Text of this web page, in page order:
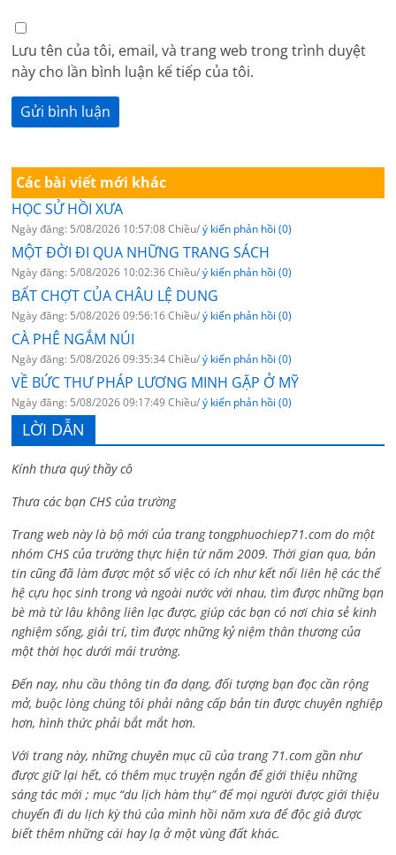
Lưu tên của tôi, email, và trang web trong trình duyệt
này cho lần bình luận kế tiếp của tôi.
Các bài viết mới khác
HỌC SỬ HỒI XƯA
Ngày đăng: 5/08/2026 10:57:08 Chiều/ý kiến phản hồi (0)
MỘT ĐỜI ĐI QUA NHỮNG TRANG SÁCH
Ngày đăng: 5/08/2026 10:02:36 Chiều/ý kiến phản hồi (0)
BẤT CHỢT CỦA CHÂU LỆ DUNG
Ngày đăng: 5/08/2026 09:56:16 Chiều/ý kiến phản hồi (0)
CÀ PHÊ NGẮM NÚI
Ngày đăng: 5/08/2026 09:35:34 Chiều/ý kiến phản hồi (0)
VỀ BỨC THƯ PHÁP LƯƠNG MINH GẶP Ở MỸ
Ngày đăng: 5/08/2026 09:17:49 Chiều/ý kiến phản hồi (0)
LỜI DẪN
Kính thưa quý thầy cô
Thưa các bạn CHS của trường
Trang web này là bộ mới của trang tongphuochiep71.com do một
nhóm CHS của trường thực hiện từ năm 2009. Thời gian qua, bản
tin cũng đã làm được một số việc có ích như kết nối liên hệ các thế
hệ cựu học sinh trong và ngoài nước với nhau, tìm được những bạn
bè mà từ lâu không liên lạc được, giúp các bạn có nơi chia sẻ kinh
nghiệm sống, giải trí, tìm được những kỷ niệm thân thương của
một thời học dưới mái trường.
Đến nay, nhu cầu thông tin đa dạng, đối tượng bạn đọc cần rộng
mở, buộc lòng chúng tôi phải nâng cấp bản tin được chuyên nghiệp
hơn, hình thức phải bắt mắt hơn.
Với trang này, những chuyên mục cũ của trang 71.com gần như
được giữ lại hết, có thêm mục truyện ngắn để giới thiệu những
sáng tác mới ; mục “du lịch hàm thụ” để mọi người được giới thiệu
chuyến đi du lịch kỳ thú của mình hồi năm xưa để độc giả được
biết thêm những cái hay lạ ở một vùng đất khác.